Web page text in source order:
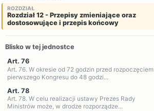
ROZDZIAŁ
Rozdział 12 - Przepisy zmieniające oraz
dostosowujące i przepis końcowy
Blisko w tej jednostce
Art. 76
Art. 76. W okresie od 72 godzin przed rozpoczęciem
pierwszego Kongresu do 48 godzi...
Art. 78
Art. 78. W celu realizacji ustawy Prezes Rady
Ministrów może, w drodze rozporządze...